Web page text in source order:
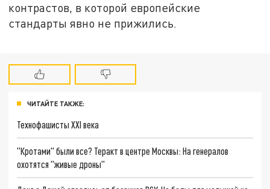
контрастов, в которой европейские
стандарты явно не прижились.
ЧИТАЙТЕ ТАКЖЕ:
Технофашисты XXI века
"Кротами" были все? Теракт в центре Москвы: На генералов
охотятся "живые дроны"